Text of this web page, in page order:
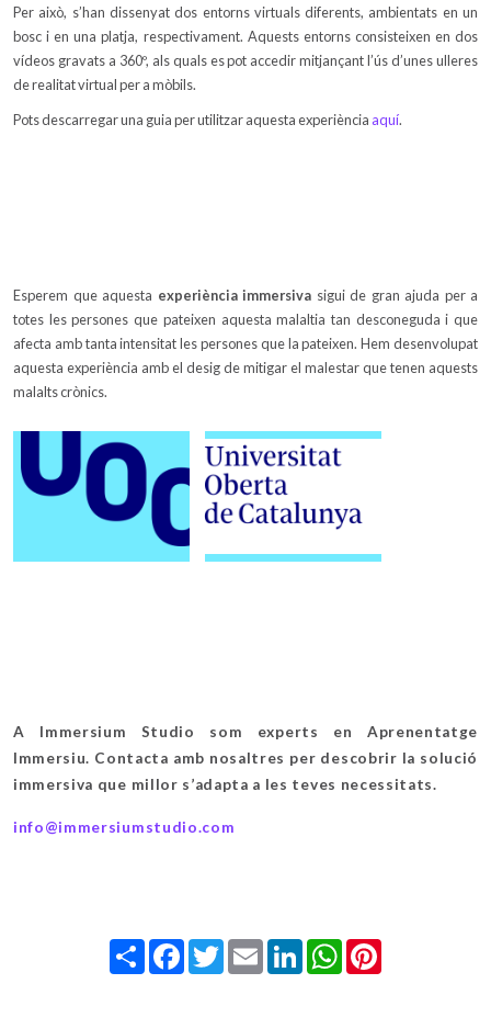
Per això, s’han dissenyat dos entorns virtuals diferents, ambientats en un
bosc i en una platja, respectivament. Aquests entorns consisteixen en dos
vídeos gravats a 360º, als quals es pot accedir mitjançant l’ús d’unes ulleres
de realitat virtual per a mòbils.
Pots descarregar una guia per utilitzar aquesta experiència aquí.
Esperem que aquesta experiència immersiva sigui de gran ajuda per a
totes les persones que pateixen aquesta malaltia tan desconeguda i que
afecta amb tanta intensitat les persones que la pateixen. Hem desenvolupat
aquesta experiència amb el desig de mitigar el malestar que tenen aquests
malalts crònics.
A Immersium Studio som experts en Aprenentatge
Immersiu. Contacta amb nosaltres per descobrir la solució
immersiva que millor s’adapta a les teves necessitats.
info@immersiumstudio.com
Share FacebookTwitterEmail LinkedInWhatsApp